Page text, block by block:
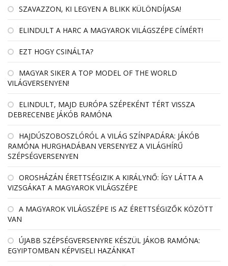
SZAVAZZON, KI LEGYEN A BLIKK KÜLÖNDÍJASA!
ELINDULT A HARC A MAGYAROK VILÁGSZÉPE CÍMÉRT!
EZT HOGY CSINÁLTA?
MAGYAR SIKER A TOP MODEL OF THE WORLD
VILÁGVERSENYEN!
ELINDULT, MAJD EURÓPA SZÉPEKÉNT TÉRT VISSZA
DEBRECENBE JÁKÓB RAMÓNA
HAJDÚSZOBOSZLÓRÓL A VILÁG SZÍNPADÁRA: JÁKÓB
RAMÓNA HURGHADÁBAN VERSENYEZ A VILÁGHÍRŰ
SZÉPSÉGVERSENYEN
OROSHÁZÁN ÉRETTSÉGIZIK A KIRÁLYNŐ: ÍGY LÁTTA A
VIZSGÁKAT A MAGYAROK VILÁGSZÉPE
A MAGYAROK VILÁGSZÉPE IS AZ ÉRETTSÉGIZŐK KÖZÖTT
VAN
ÚJABB SZÉPSÉGVERSENYRE KÉSZÜL JÁKOB RAMÓNA:
EGYIPTOMBAN KÉPVISELI HAZÁNKAT